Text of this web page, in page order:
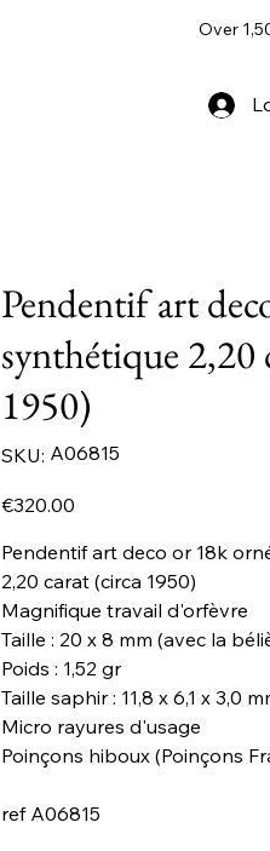
Over
Pendentif art
synthétique 2,20
1950)
SKU:
SKU
A06815
A06815
Price
€320.00
Pendentif art deco or 18k
2,20 carat (circa 1950)
Magnifique travail d'orfèvre
Taille : 20 x 8 mm (avec la
Poids : 1,52 gr
Taille saphir : 11,8 x 6,1 x 3,0
Micro rayures d'usage
Poinçons hiboux (Poinçons
ref A06815